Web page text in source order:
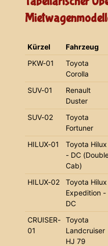
Kürzel Fahrzeug
PKW-01
Toyota
Corolla
SUV-01
Renault
Duster
SUV-02
Toyota
Fortuner
HILUX-01
Toyota Hilux
- DC
Cab)
HILUX-02
Toyota Hilux
Expedition -
DC
CRUISER-
01
Toyota
Landcruiser
HJ 79